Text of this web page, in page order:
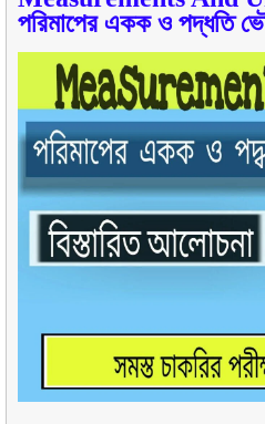
পরিমাপের একক ও পদ্ধতি